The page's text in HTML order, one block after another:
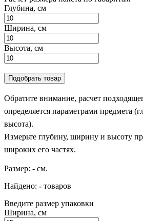
Глубина, см
Ширина, см
Высота, см
Подобрать товар
Обратите внимание, расчет
определяется параметрами предмета
высота).
Измерьте глубину, ширину и высоту
широких его частях.
Размер: - см.
Найдено: - товаров
Введите размер упаковки
Ширина, см